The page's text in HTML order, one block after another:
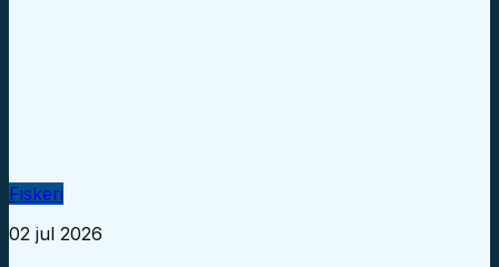
Fiskeri
02 jul 2026